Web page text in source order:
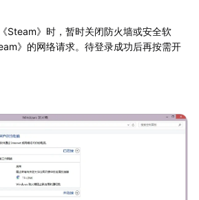
Steam》时，暂时关闭防火墙或安全软
》的网络请求。待登录成功后再按需开